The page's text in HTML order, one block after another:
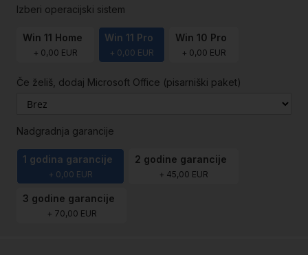
Izberi operacijski sistem
Win 11 Home
+ 0,00 EUR
Win 11 Pro
+ 0,00 EUR
Win 10 Pro
+ 0,00 EUR
Če želiš, dodaj Microsoft Office (pisarniški paket)
Nadgradnja garancije
1 godina garancije
+ 0,00 EUR
2 godine garancije
+ 45,00 EUR
3 godine garancije
+ 70,00 EUR